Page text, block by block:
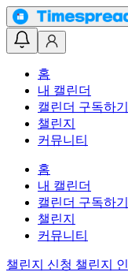
홈
내 캘린더
캘린더 구독하기
챌린지
커뮤니티
홈
내 캘린더
캘린더 구독하기
챌린지
커뮤니티
챌린지 신청 챌린지